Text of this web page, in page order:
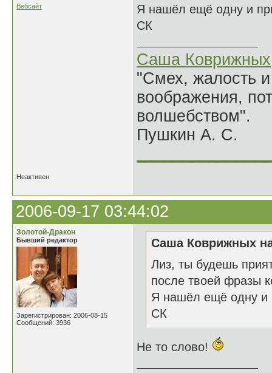
Вебсайт
Я нашёл ещё одну и
СК
Саша Коврижных
"Смех, жалость
воображения,
волшебством".
Пушкин А. С.
Неактивен
2006-09-17 03:44:02
Золотой-Дракон
Бывший редактор
Зарегистрирован: 2006-08-15
Сообщений: 3936
Саша Коврижных
Лиз, ты будешь
после твоей фразы
Я нашёл ещё одну и
СК
Не то слово!